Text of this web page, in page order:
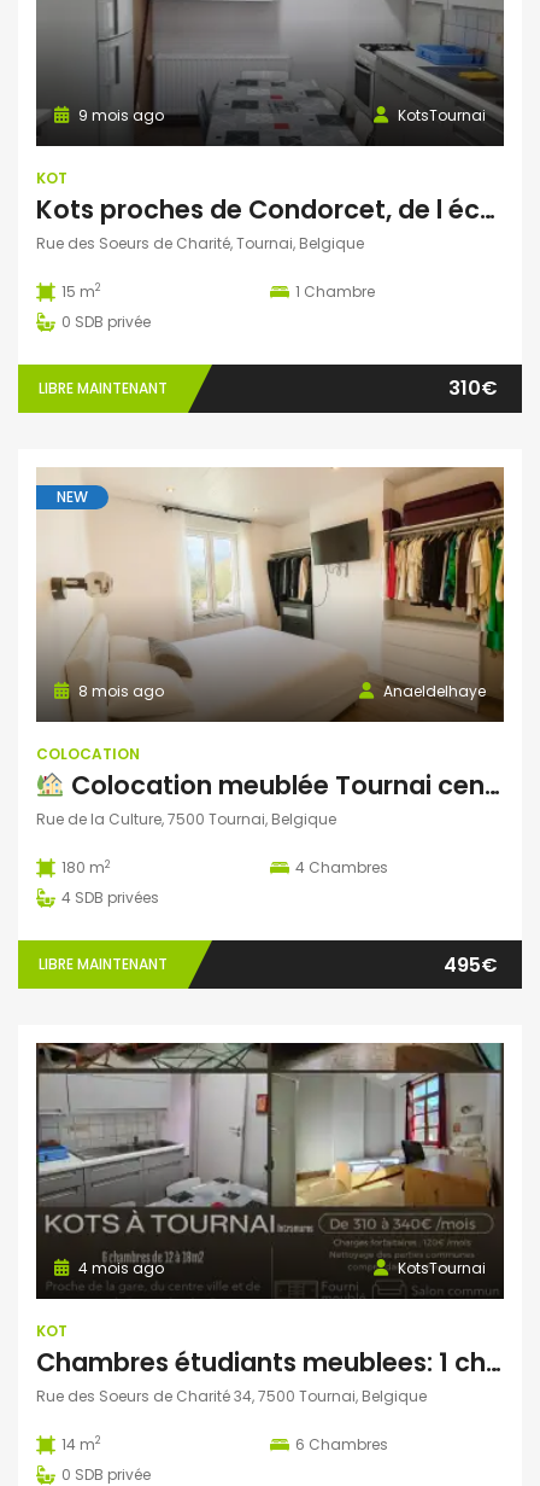
KotsTournai
9 mois ago
KOT
Kots proches de Condorcet, de l école d architecture et de la gare.
Rue des Soeurs de Charité, Tournai, Belgique
15 m2 1 Chambre
0 SDB privée
LIBRE MAINTENANT 310€
NEW
Anaeldelhaye
8 mois ago
COLOCATION
Colocation meublée Tournai centre à partir du 1 er janvier
Rue de la Culture, 7500 Tournai, Belgique
180 m2 4 Chambres
4 SDB privées
LIBRE MAINTENANT 495€
KotsTournai
4 mois ago
KOT
Chambres étudiants meublees: 1 chambre se libere en septembre
Rue des Soeurs de Charité 34, 7500 Tournai, Belgique
14 m2 6 Chambres
0 SDB privée